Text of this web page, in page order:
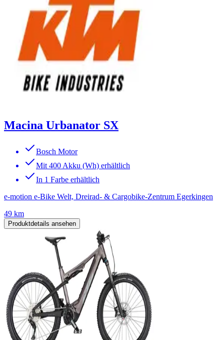
Macina Urbanator SX
Bosch Motor
Mit 400 Akku (Wh) erhältlich
In 1 Farbe erhältlich
e-motion e-Bike Welt, Dreirad- & Cargobike-Zentrum Egerkingen
49 km
Produktdetails ansehen